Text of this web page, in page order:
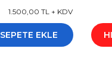
1.500,00 TL + KDV
SEPETE EKLE